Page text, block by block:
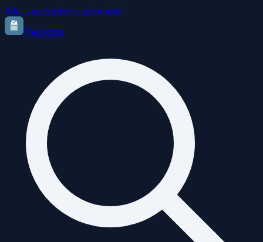
Aller au contenu principal
Elections